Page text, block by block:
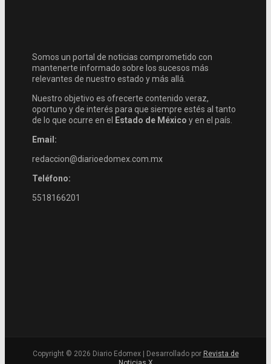
Somos un portal de noticias comprometido con
mantenerte informado sobre los sucesos más
relevantes de nuestro estado y más allá.
Nuestro objetivo es ofrecerte contenido veraz,
oportuno y de interés para que siempre estés al tanto
de lo que ocurre en el
Estado de México y en el país.
Email:
redaccion@diarioedomex.com.mx
Teléfono:
5518166201
Copyright © 2026 Diario Edomex | Desarrollado por Revista de